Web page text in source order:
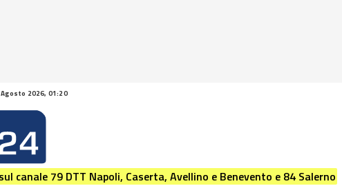
2026, 01:20
canale 79 DTT Napoli, Caserta, Avellino e Benevento e 84 Salerno